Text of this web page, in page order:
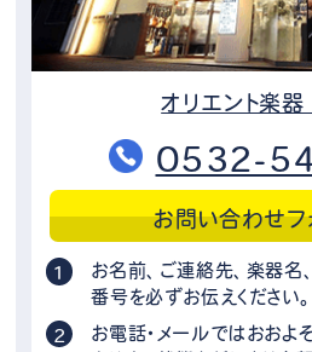
オリエント楽
0532-
お問い合わせフ
お名前、ご連絡先、楽器名
番号を必ずお伝えください。
お電話・メールではおおよ